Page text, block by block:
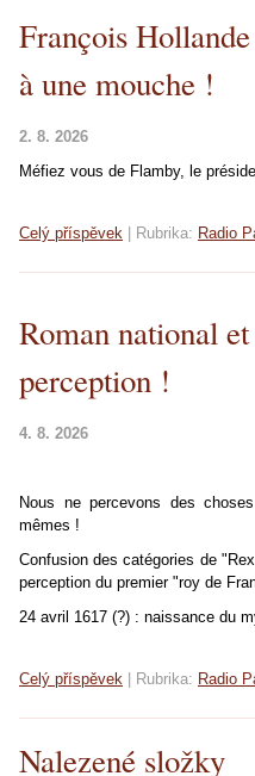
François
à une mouche !
2. 8. 2026
Méfiez vous de Flamby, le
Celý příspěvek Rubrika: Radio
Roman national
perception !
4. 8. 2026
Nous ne percevons des
mêmes !
Confusion des catégories de
perception du premier "roy de
24 avril 1617 (?) : naissance du
Celý příspěvek Rubrika: Radio
Nalezené složky